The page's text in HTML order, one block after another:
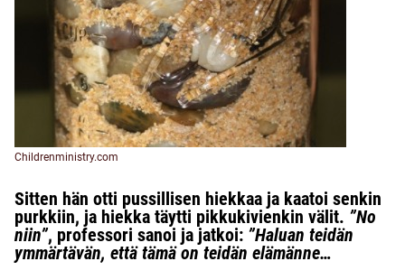
Childrenministry.com
Sitten hän otti pussillisen hiekkaa ja kaatoi senkin
purkkiin, ja hiekka täytti pikkukivienkin välit. ”No
niin”, professori sanoi ja jatkoi: ”Haluan teidän
ymmärtävän, että tämä on teidän elämänne…